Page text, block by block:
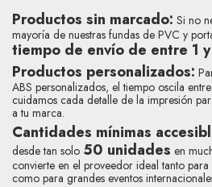
Productos sin marcado: Si no
mayoría de nuestras fundas de PVC y
tiempo de envío de entre 1
Productos personalizados:
ABS personalizados, el tiempo oscila
cuidamos cada detalle de la impresión
a tu marca.
Cantidades mínimas
desde tan solo 50 unidades en
convierte en el proveedor ideal tanto
como para grandes eventos